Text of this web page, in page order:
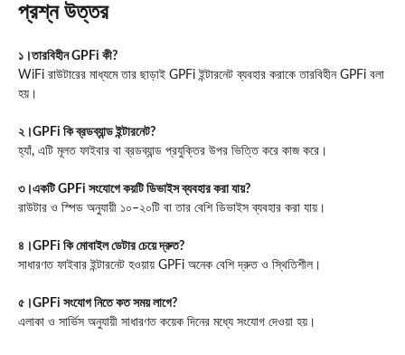
প্রশ্ন উত্তর
১।তারবিহীন GPFi কী?
WiFi রাউটারের মাধ্যমে তার ছাড়াই GPFi ইন্টারনেট ব্যবহার করাকে তারবিহীন GPFi বলা
হয়।
২।GPFi কি ব্রডব্যান্ড ইন্টারনেট?
হ্যাঁ, এটি মূলত ফাইবার বা ব্রডব্যান্ড প্রযুক্তির উপর ভিত্তি করে কাজ করে।
৩।একটি GPFi সংযোগে কয়টি ডিভাইস ব্যবহার করা যায়?
রাউটার ও স্পিড অনুযায়ী ১০–২০টি বা তার বেশি ডিভাইস ব্যবহার করা যায়।
৪।GPFi কি মোবাইল ডেটার চেয়ে দ্রুত?
সাধারণত ফাইবার ইন্টারনেট হওয়ায় GPFi অনেক বেশি দ্রুত ও স্থিতিশীল।
৫।GPFi সংযোগ নিতে কত সময় লাগে?
এলাকা ও সার্ভিস অনুযায়ী সাধারণত কয়েক দিনের মধ্যে সংযোগ দেওয়া হয়।